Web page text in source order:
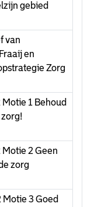
gebied
van
en
Zorg
Motie 1 Behoud
Motie 2 Geen
zorg
Motie 3 Goed